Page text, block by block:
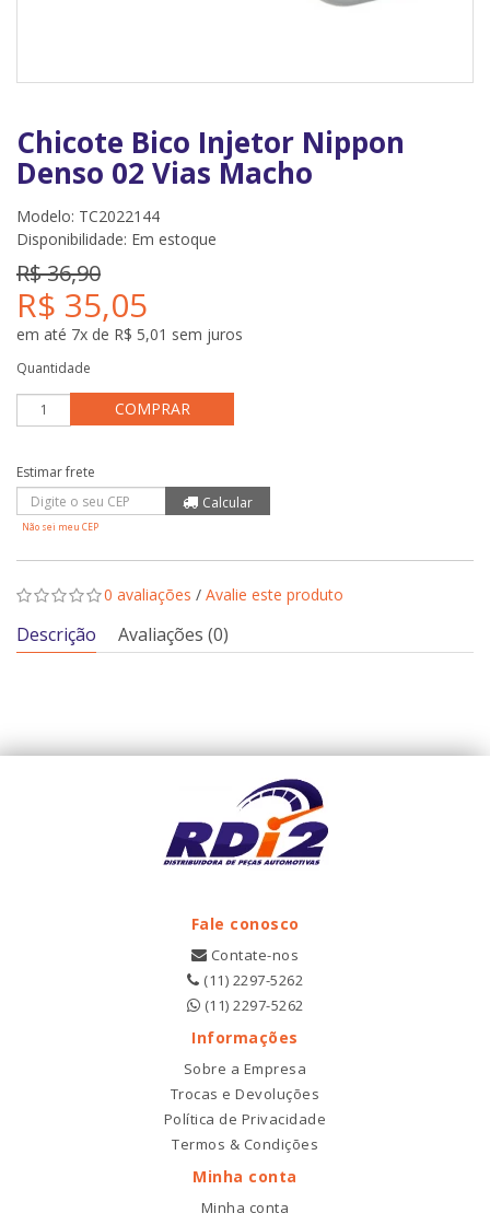
Chicote Bico Injetor Nippon
Denso 02 Vias Macho
Modelo: TC2022144
Disponibilidade: Em estoque
R$ 36,90
R$ 35,05
em até 7x de R$ 5,01 sem juros
Quantidade
COMPRAR
Não sei meu CEP
0 avaliações / Avalie este produto
Descrição Avaliações (0)
Fale conosco
Contate-nos
(11) 2297-5262
(11) 2297-5262
Informações
Sobre a Empresa
Trocas e Devoluções
Política de Privacidade
Termos & Condições
Minha conta
Minha conta